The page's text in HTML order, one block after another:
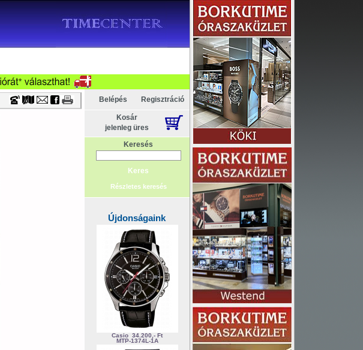
Timecenter
Belépés Regisztráció
Kosár
jelenleg üres
Keresés
Részletes keresés
Újdonságaink
Casio 34.200,- Ft
MTP-1374L-1A